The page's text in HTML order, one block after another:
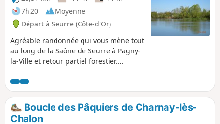
7h 20
Moyenne
Départ à Seurre (Côte-d'Or)
Agréable randonnée qui vous mène tout
au long de la Saône de Seurre à Pagny-
la-Ville et retour partiel forestier.
notamment vers le Châtelet et Pagny-la-
Ville.
Boucle des Pâquiers de Charnay-lès-
Chalon